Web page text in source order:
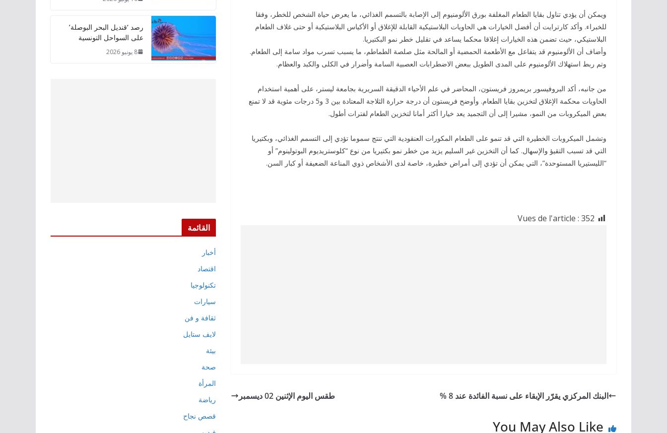
ويمكن أن يؤدي تناول بقايا الطعام المغلفة بورق الألومنيوم إلى الإصابة بالتسمم الغذائي، ما يعرض حياة الشخص للخطر، وفقا
للخبراء. وأكد كارترايت أن أفضل الخيارات هي الحاويات البلاستيكية القابلة للإغلاق أو الأكياس البلاستيكية أو حتى غلاف الطعام
البلاستيكي، حيث تضمن هذه الخيارات إغلاقا محكما يساعد في تقليل خطر نمو البكتيريا.
وأضاف أن الألومنيوم قد يتفاعل مع الأطعمة الحمضية أو المالحة مثل صلصة الطماطم، ما يسبب تسرب مواد سامة إلى الطعام.
وتم ربط استهلاك الألومنيوم على المدى الطويل ببعض الاضطرابات العصبية السامة وأضرار في الكلى والكبد والعظام.
من جانبه، أكد البروفيسور بريمروز فريستون، المحاضر في علم الأحياء الدقيقة السريرية بجامعة ليستر، على أهمية استخدام
الحاويات محكمة الإغلاق لتخزين بقايا الطعام. وأوضح فريستون أن درجة حرارة الثلاجة المعتادة بين 3 و5 درجات مئوية قد لا تمنع
بعض الميكروبات من النمو، مشيرا إلى أن التجميد يعد خيارا أكثر أمانا لتخزين الطعام لفترات أطول.
وتشمل الميكروبات الخطيرة التي قد تنمو على الطعام المكورات العنقودية التي تنتج سموما تؤدي إلى التسمم الغذائي، وبكتيريا
التي قد تسبب التقيؤ والإسهال. كما أن التخزين غير السليم يزيد من خطر نمو بكتيريا من نوع “كلوستريديوم البوتولينوم” أو
“الليستيريا المستوحدة”، التي يمكن أن تؤدي إلى أمراض خطيرة، خاصة لدى الأشخاص ذوي المناعة الضعيفة أو كبار السن.
Vues de l'article : 352
البنك المركزي يقرّر الإبقاء على نسبة الفائدة عند 8 % طقس اليوم الإثنين 02 ديسمبر
You May Also Like
رصد ‘قنديل البحر البوصلة’
على السواحل التونسية
8 يونيو 2026
القائمة
أخبار
اقتصاد
تكنولوجيا
سيارات
ثقافة و فن
لايف ستايل
بيئة
صحة
المرأة
رياضة
قصص نجاح